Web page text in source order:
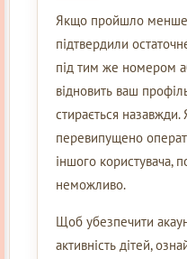
Якщо пройшло менше
підтвердили
під тим же номером
відновить ваш
стирається
перевипущено
іншого користувача,
неможливо.
Щоб убезпечити
активність дітей,